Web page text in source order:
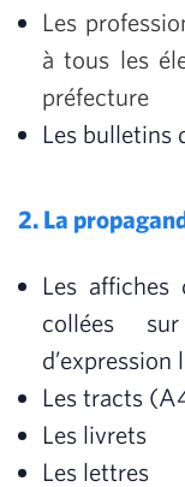
Les
à tous les
préfecture
Les bulletins
2. La
Les affiches
collées
d’expression
Les tracts
Les livrets
Les lettres